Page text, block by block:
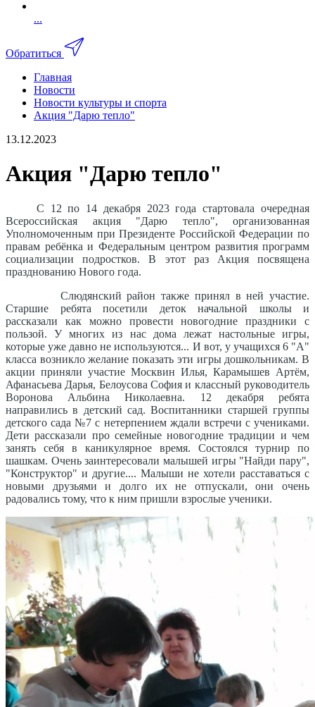
...
Обратиться
Главная
Новости
Новости культуры и спорта
Акция "Дарю тепло"
13.12.2023
Акция "Дарю тепло"
С 12 по 14 декабря 2023 года стартовала очередная
Всероссийская акция "Дарю тепло", организованная
Уполномоченным при Президенте Российской Федерации по
правам ребёнка и Федеральным центром развития программ
социализации подростков. В этот раз Акция посвящена
празднованию Нового года.
Слюдянский район также принял в ней участие.
Старшие ребята посетили деток начальной школы и
рассказали как можно провести новогодние праздники с
пользой. У многих из нас дома лежат настольные игры,
которые уже давно не используются... И вот, у учащихся 6 "А"
класса возникло желание показать эти игры дошкольникам. В
акции приняли участие Москвин Илья, Карамышев Артём,
Афанасьева Дарья, Белоусова София и классный руководитель
Воронова Альбина Николаевна. 12 декабря ребята
направились в детский сад. Воспитанники старшей группы
детского сада №7 с нетерпением ждали встречи с учениками.
Дети рассказали про семейные новогодние традиции и чем
занять себя в каникулярное время. Состоялся турнир по
шашкам. Очень заинтересовали малышей игры "Найди пару",
"Конструктор" и другие.... Малыши не хотели расставаться с
новыми друзьями и долго их не отпускали, они очень
радовались тому, что к ним пришли взрослые ученики.